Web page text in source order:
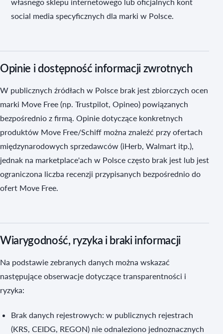
social media specyficznych dla marki w Polsce.
Opinie i dostępność informacji zwrotnych
W publicznych źródłach w Polsce brak jest zbiorczych ocen
marki Move Free (np. Trustpilot, Opineo) powiązanych
bezpośrednio z firmą. Opinie dotyczące konkretnych
produktów Move Free/Schiff można znaleźć przy ofertach
międzynarodowych sprzedawców (iHerb, Walmart itp.),
jednak na marketplace'ach w Polsce często brak jest lub jest
ograniczona liczba recenzji przypisanych bezpośrednio do
ofert Move Free.
Wiarygodność, ryzyka i braki informacji
Na podstawie zebranych danych można wskazać
następujące obserwacje dotyczące transparentności i
ryzyka:
Brak danych rejestrowych: w publicznych rejestrach
(KRS, CEIDG, REGON) nie odnaleziono jednoznacznych